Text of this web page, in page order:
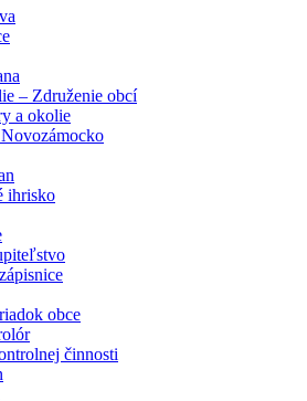
– Združenie obcí
a okolie
ihrisko
obce
činnosti